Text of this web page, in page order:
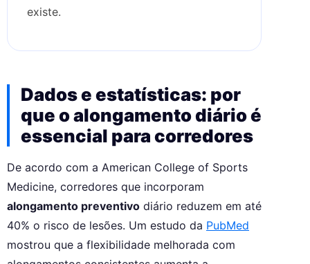
existe.
Dados e estatísticas: por
que o alongamento diário é
essencial para corredores
De acordo com a American College of Sports
Medicine, corredores que incorporam
alongamento preventivo diário reduzem em até
40% o risco de lesões. Um estudo da PubMed
mostrou que a flexibilidade melhorada com